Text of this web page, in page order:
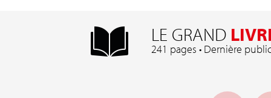
LE GRAND
241 pages • Dernière